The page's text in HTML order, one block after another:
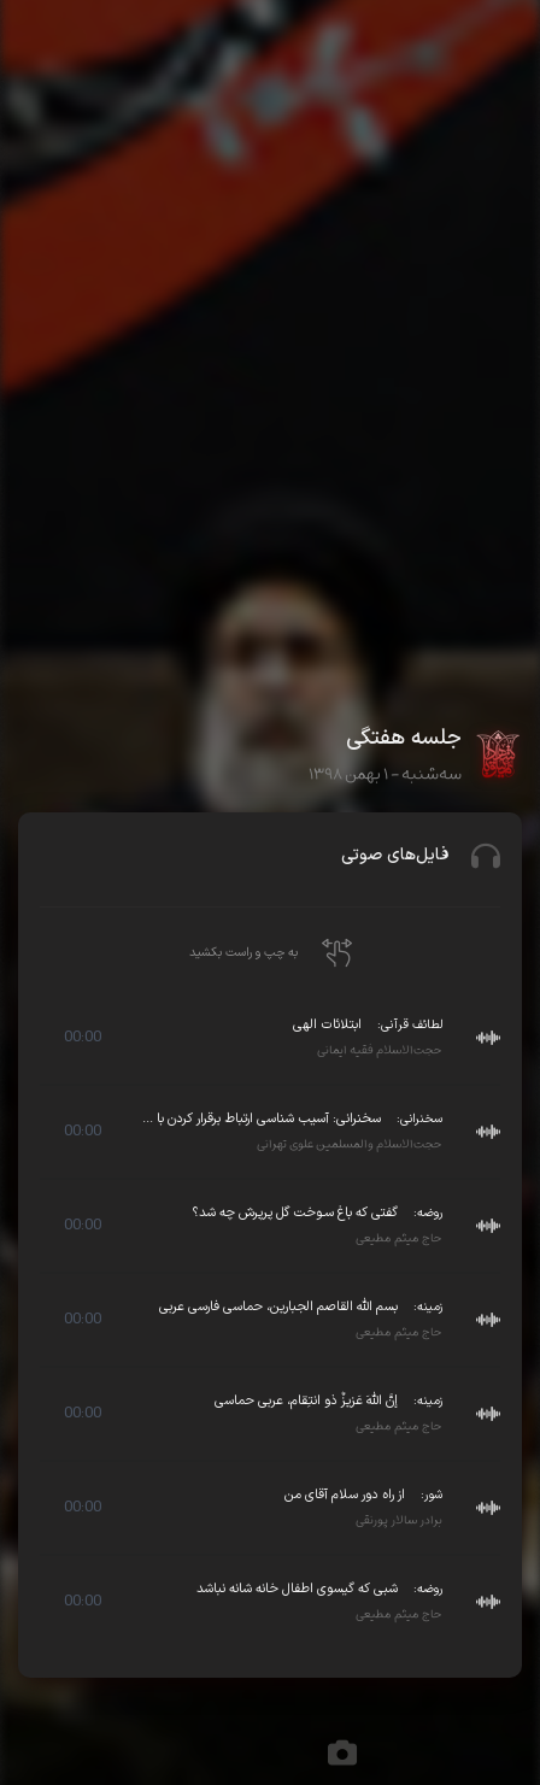
جلسه هفتگی
سه‌شنبه - ۱ بهمن ۱۳۹۸
فایل‌های صوتی
به چپ و راست بکشید
لطائف قرآنی:
ابتلائات الهی
حجت‌الاسلام فقیه ایمانی
00:00
سخنرانی:
سخنرانی: آسیب شناسی ارتباط برقرار کردن با ...
حجت‌الاسلام والمسلمین علوی تهرانی
00:00
روضه:
گفتی که باغ سـوخت گل پرپرش چه شد؟
حاج میثم مطیعی
00:00
زمینه:
بسم الله القاصم الجبارین، حماسی فارسی عربی
حاج میثم مطیعی
00:00
زمینه:
إنَّ اللهَ عَزیزٌ ذو انتِقام، عربی حماسی
حاج میثم مطیعی
00:00
شور:
از راه دور سلام آقای من
برادر سالار پورنقی
00:00
روضه:
شبی که گیسوی اطفال خانه شانه نباشد
حاج میثم مطیعی
00:00